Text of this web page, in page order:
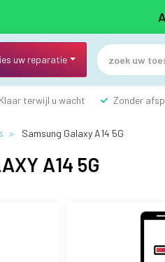
uw reparatie
Klaar terwijl u wacht Zonder
Samsung Galaxy A14 5G
A14 5G